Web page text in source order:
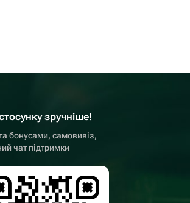
зручніше!
бонусами, самовивіз,
чат підтримки